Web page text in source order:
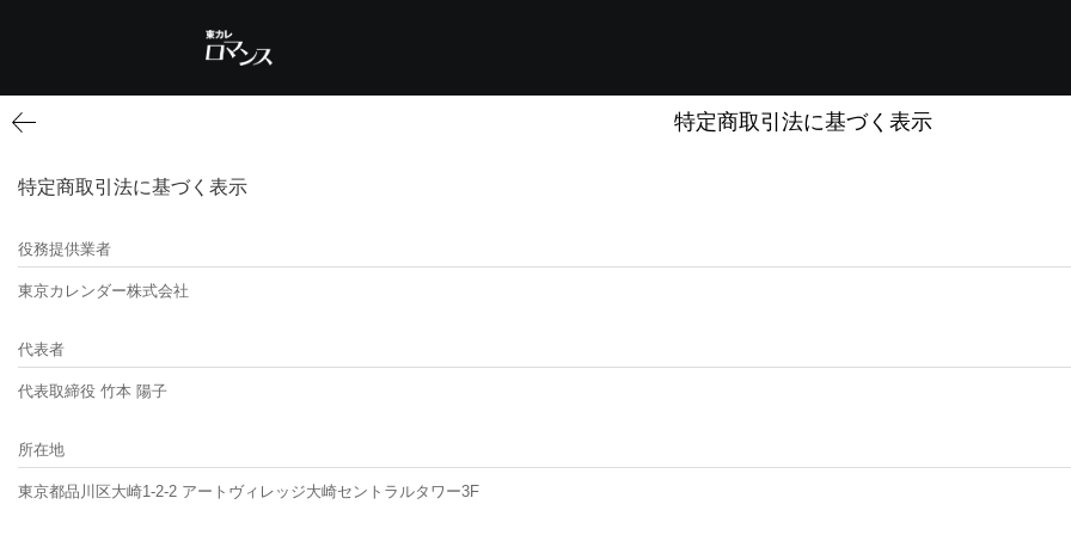
特定商取引法に基づく表示
特定商取引法に基づく表示
役務提供業者
東京カレンダー株式会社
代表者
代表取締役 竹本 陽子
所在地
東京都品川区大崎1-2-2 アートヴィレッジ大崎セントラルタワー3F